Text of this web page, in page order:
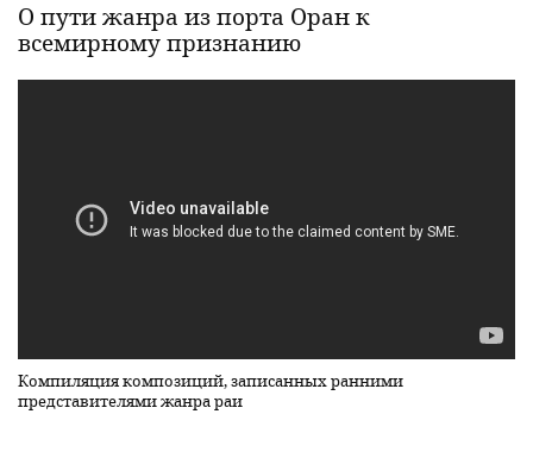
О пути жанра из порта Оран к
всемирному признанию
Компиляция композиций, записанных ранними
представителями жанра раи